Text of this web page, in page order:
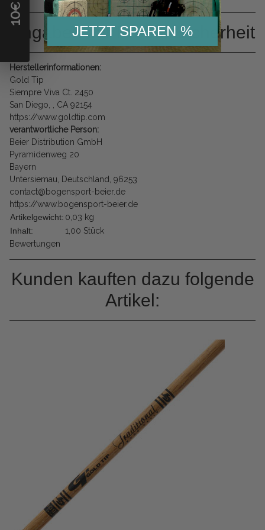
Angaben zur Produktsicherheit
Herstellerinformationen:
Gold Tip
Siempre Viva Ct. 2450
San Diego, , CA 92154
https://www.goldtip.com
verantwortliche Person:
Beier Distribution GmbH
Pyramidenweg 20
Bayern
Untersiemau, Deutschland, 96253
contact@bogensport-beier.de
https://www.bogensport-beier.de
Artikelgewicht: 0,03 kg
Inhalt:
1,00 Stück
Bewertungen
Kunden kauften dazu folgende
Artikel:
10
JETZT SPAREN %